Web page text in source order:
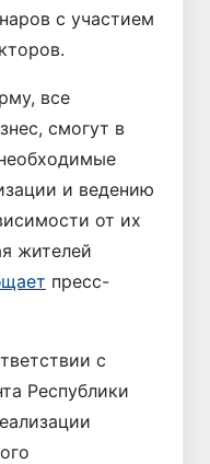
с участием
все
смогут в
и ведению
от их
жителей
пресс-
с
Республики